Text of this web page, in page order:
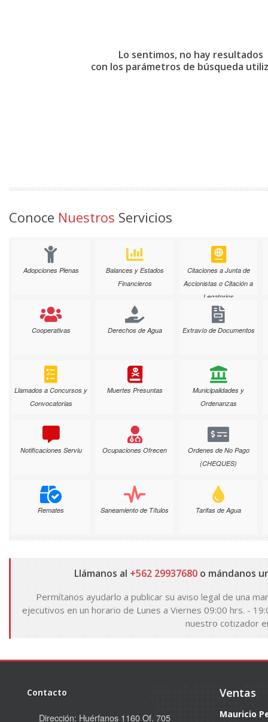
Lo sentimos, no hay resultados
con los parámetros de búsqueda
Conoce Nuestros Servicios
Adopciones Plenas
Balances y Estados
Financieros
Citaciones a Junta de
Accionistas o Citación a
Legatorios
Cooperativas Derechos de Agua Extravío de Documentos
Llamados a Concursos y
Convocatorias
Muertes Presuntas
Municipalidades y
Ordenanzas
Notificaciones Serviu Ocupaciones Ofrecen
Ordenes de No Pago
(CHEQUES)
Remates Saneamiento de Títulos Tarifas de Agua
Llámanos al+562 29937680o mándanos
Permítanos ayudarlo a publicar su aviso legal de una
ejecutivos en un horario de Lunes a Viernes 09:00 hrs. -
nuestro cotizador
Contacto
Dirección: Huérfanos 1160 Of. 705
Ventas
Mauricio